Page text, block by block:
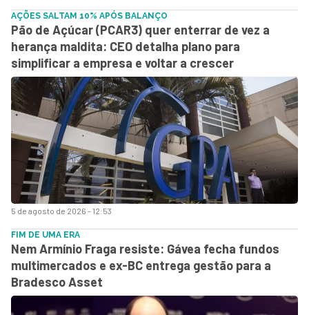
5 de agosto de 2026 - 12:53
AÇÕES SALTAM 10% APÓS BALANÇO
Pão de Açúcar (PCAR3) quer enterrar de vez a
herança maldita: CEO detalha plano para
simplificar a empresa e voltar a crescer
FIM DE UMA ERA
Nem Armínio Fraga resiste: Gávea fecha fundos
multimercados e ex-BC entrega gestão para a
Bradesco Asset